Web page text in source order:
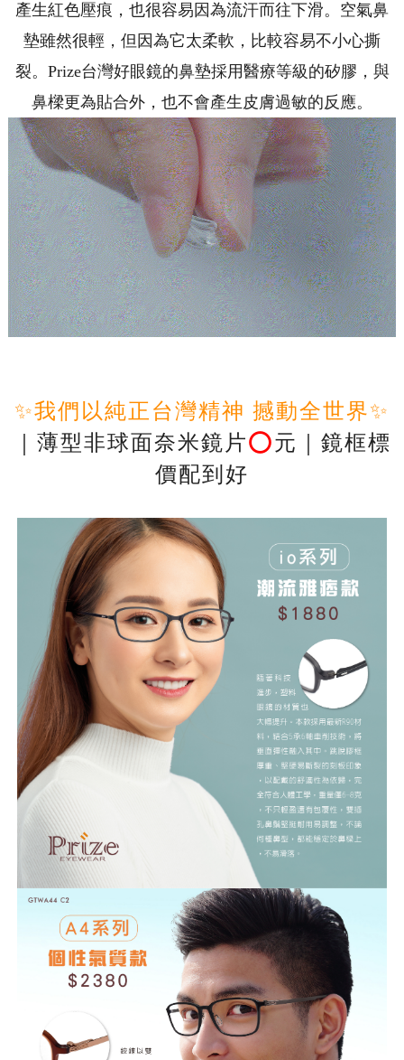
產生紅色壓痕，也很容易因為流汗而往下滑。空氣鼻
墊雖然很輕，但因為它太柔軟，比較容易不小心撕
裂。Prize台灣好眼鏡的鼻墊採用醫療等級的矽膠，與
鼻樑更為貼合外，也不會產生皮膚過敏的反應。
✨我們以純正台灣精神 撼動全世界✨
｜薄型非球面奈米鏡片⭕️元｜鏡框標
價配到好